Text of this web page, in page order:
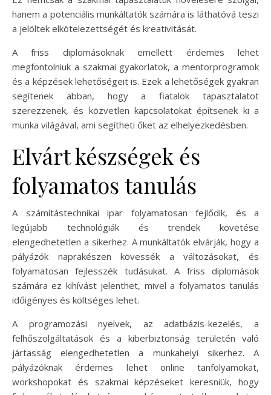
hanem a potenciális munkáltatók számára is láthatóvá teszi
a jelöltek elkötelezettségét és kreativitását.
A friss diplomásoknak emellett érdemes lehet
megfontolniuk a szakmai gyakorlatok, a mentorprogramok
és a képzések lehetőségeit is. Ezek a lehetőségek gyakran
segítenek abban, hogy a fiatalok tapasztalatot
szerezzenek, és közvetlen kapcsolatokat építsenek ki a
munka világával, ami segítheti őket az elhelyezkedésben.
Elvárt készségek és
folyamatos tanulás
A számítástechnikai ipar folyamatosan fejlődik, és a
legújabb technológiák és trendek követése
elengedhetetlen a sikerhez. A munkáltatók elvárják, hogy a
pályázók naprakészen kövessék a változásokat, és
folyamatosan fejlesszék tudásukat. A friss diplomások
számára ez kihívást jelenthet, mivel a folyamatos tanulás
időigényes és költséges lehet.
A programozási nyelvek, az adatbázis-kezelés, a
felhőszolgáltatások és a kiberbiztonság területén való
jártasság elengedhetetlen a munkahelyi sikerhez. A
pályázóknak érdemes lehet online tanfolyamokat,
workshopokat és szakmai képzéseket keresniük, hogy